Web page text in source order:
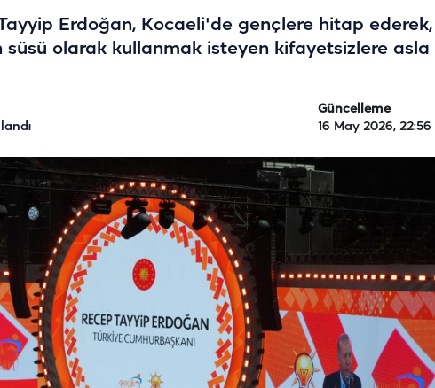
Erdoğan, Kocaeli'de gençlere hitap ederek,
süsü olarak kullanmak isteyen kifayetsizlere asla
Güncelleme
16 May 2026, 22:56